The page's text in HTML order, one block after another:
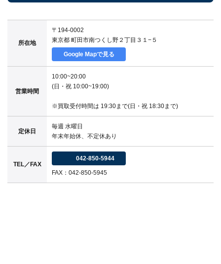
所在地
〒194-0002
東京都 町田市南つくし野２丁目３１−５
Google Mapで見る
営業時間
10:00~20:00
(日・祝 10:00~19:00)
※買取受付時間は 19:30まで(日・祝 18:30まで)
定休日
毎週 水曜日
年末年始休、不定休あり
TEL／FAX
042-850-5944
FAX：042-850-5945